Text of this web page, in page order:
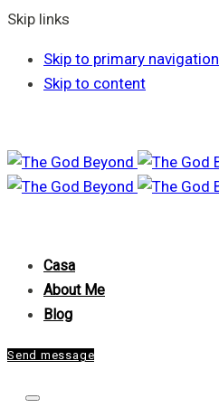
Skip links
Skip to primary navigation
Skip to content
Casa
About Me
Blog
Send message